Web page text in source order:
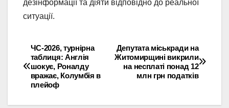
дезінформації та діяти відповідно до реальної
ситуації.
Навігація
записів
Депутата міськради на
Житомирщині викрили
на несплаті понад 12
млн грн податків
ЧС-2026, турнірна
таблиця: Англія
шокує, Роналду
вражає, Колумбія в
плейоф